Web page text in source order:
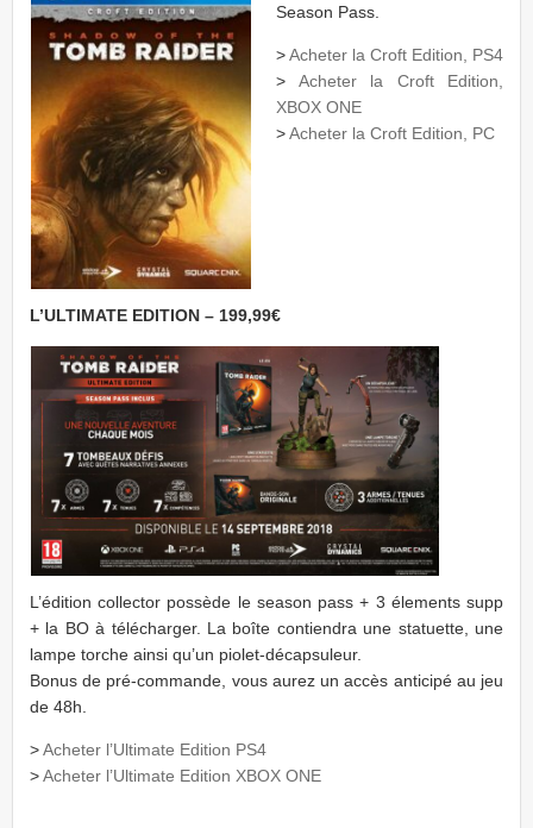
Season Pass.
>Acheter la Croft Edition, PS4
> Acheter la Croft Edition,
XBOX ONE
>Acheter la Croft Edition, PC
L’ULTIMATE EDITION – 199,99€
L’édition collector possède le season pass + 3 élements supp
+ la BO à télécharger. La boîte contiendra une statuette, une
lampe torche ainsi qu’un piolet-décapsuleur.
Bonus de pré-commande, vous aurez un accès anticipé au jeu
de 48h.
>Acheter l’Ultimate Edition PS4
>Acheter l’Ultimate Edition XBOX ONE